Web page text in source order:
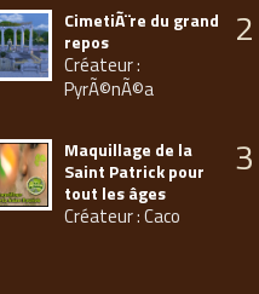
CimetiÃ¨re du grand
repos
Créateur :
PyrÃ©nÃ©a
2
Maquillage de la
Saint Patrick pour
tout les âges
Créateur : Caco
3